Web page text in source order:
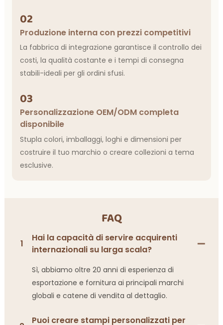
02
Produzione interna con prezzi competitivi
La fabbrica di integrazione garantisce il controllo dei
costi, la qualità costante e i tempi di consegna
stabili-ideali per gli ordini sfusi.
03
Personalizzazione OEM/ODM completa
disponibile
Stupla colori, imballaggi, loghi e dimensioni per
costruire il tuo marchio o creare collezioni a tema
esclusive.
FAQ
1
Hai la capacità di servire acquirenti
internazionali su larga scala?
Sì, abbiamo oltre 20 anni di esperienza di
esportazione e fornitura ai principali marchi
globali e catene di vendita al dettaglio.
Puoi creare stampi personalizzati per